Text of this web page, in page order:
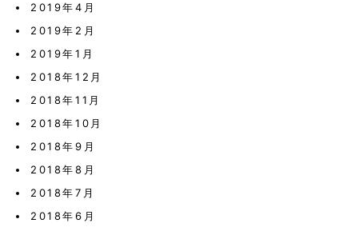
2019年4月
2019年2月
2019年1月
2018年12月
2018年11月
2018年10月
2018年9月
2018年8月
2018年7月
2018年6月